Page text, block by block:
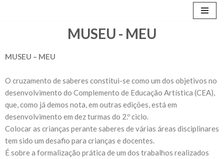
MUSEU - MEU
MUSEU – MEU
O cruzamento de saberes constitui-se como um dos objetivos no
desenvolvimento do Complemento de Educação Artística (CEA),
que, como já demos nota, em outras edições, está em
desenvolvimento em dez turmas do 2.º ciclo.
Colocar as crianças perante saberes de várias áreas disciplinares
tem sido um desafio para crianças e docentes.
É sobre a formalização prática de um dos trabalhos realizados